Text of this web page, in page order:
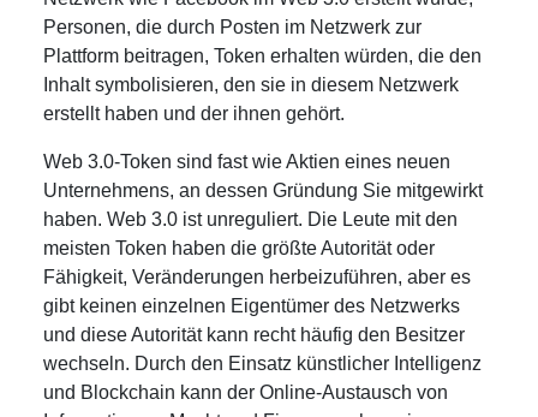
Personen, die durch Posten im Netzwerk zur
Plattform beitragen, Token erhalten würden, die den
Inhalt symbolisieren, den sie in diesem Netzwerk
erstellt haben und der ihnen gehört.
Web 3.0-Token sind fast wie Aktien eines neuen
Unternehmens, an dessen Gründung Sie mitgewirkt
haben. Web 3.0 ist unreguliert. Die Leute mit den
meisten Token haben die größte Autorität oder
Fähigkeit, Veränderungen herbeizuführen, aber es
gibt keinen einzelnen Eigentümer des Netzwerks
und diese Autorität kann recht häufig den Besitzer
wechseln. Durch den Einsatz künstlicher Intelligenz
und Blockchain kann der Online-Austausch von